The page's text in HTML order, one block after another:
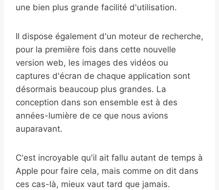
une bien plus grande facilité d'utilisation.
Il dispose également d'un moteur de recherche,
pour la première fois dans cette nouvelle
version web, les images des vidéos ou
captures d'écran de chaque application sont
désormais beaucoup plus grandes. La
conception dans son ensemble est à des
années-lumière de ce que nous avions
auparavant.
C'est incroyable qu'il ait fallu autant de temps à
Apple pour faire cela, mais comme on dit dans
ces cas-là, mieux vaut tard que jamais.